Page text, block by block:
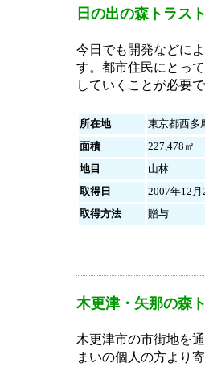
日の出の森トラス
今日でも開発などに
す。都市住民にとっ
していくことが必要
所在地
東京都西多
面積
227,478㎡
地目
山林
取得日
2007年12月
取得方法
贈与
木更津・矢那の森
木更津市の市街地を
まいの個人の方より